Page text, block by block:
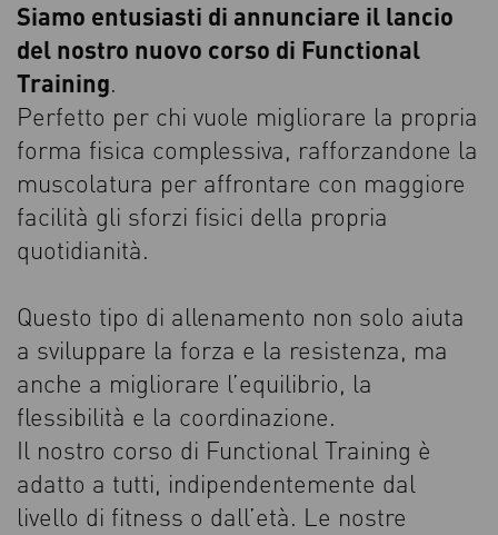
Siamo entusiasti di annunciare il lancio
del nostro nuovo corso di Functional
Training.
Perfetto per chi vuole migliorare la propria
forma fisica complessiva, rafforzandone la
muscolatura per affrontare con maggiore
facilità gli sforzi fisici della propria
quotidianità.
Questo tipo di allenamento non solo aiuta
a sviluppare la forza e la resistenza, ma
anche a migliorare l’equilibrio, la
flessibilità e la coordinazione.
Il nostro corso di Functional Training è
adatto a tutti, indipendentemente dal
livello di fitness o dall’età. Le nostre